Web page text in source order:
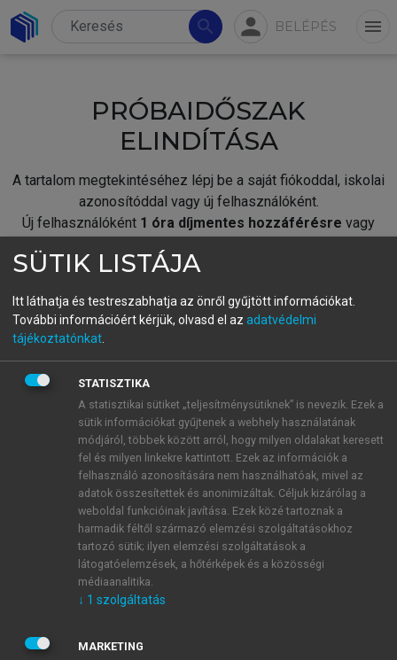
search person BELÉPÉS menu
PRÓBAIDŐSZAK
ELINDÍTÁSA
A tartalom megtekintéséhez lépj be a saját fiókoddal, iskolai
azonosítóddal vagy új felhasználóként.
Új felhasználóként 1 óra díjmentes hozzáférésre vagy
fiókoddal,vagy hozz létre új fiókot.
A regisztráció után apróbaidőszakautomatikusan
BELÉPÉS SAJÁT FIÓKKAL
ÚJ FIÓK LÉTREHOZÁSA
1 óra díjmentes hozzáférés
E-MAIL-CÍM
JELSZÓ
SÜTIK LISTÁJA
Itt láthatja és testreszabhatja az önről gyűjtött információkat.
További információért kérjük, olvasd el az adatvédelmi
tájékoztatónkat
STATISZTIKA
A statisztikai sütiket „teljesítménysütiknek” is nevezik. Ezek a
sütik információkat gyűjtenek a webhely használatának
módjáról, többek között arról, hogy milyen oldalakat keresett
fel és milyen linkekre kattintott. Ezek az információk a
felhasználó azonosítására nem használhatóak, mivel az
adatok összesítettek és anonimizáltak. Céljuk kizárólag a
weboldal funkcióinak javítása. Ezek közé tartoznak a
harmadik féltől származó elemzési szolgáltatásokhoz
tartozó sütik; ilyen elemzési szolgáltatások a
látogatóelemzések, a hőtérképek és a közösségi
médiaanalitika.
↓ 1 szolgáltatás
MARKETING